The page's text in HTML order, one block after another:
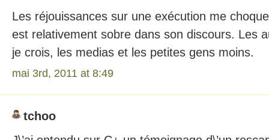
Les réjouissances sur une exécution me
est relativement sobre dans son discours. Les
je crois, les medias et les petites gens moins.
mai 3rd, 2011 at 8:49
tchoo